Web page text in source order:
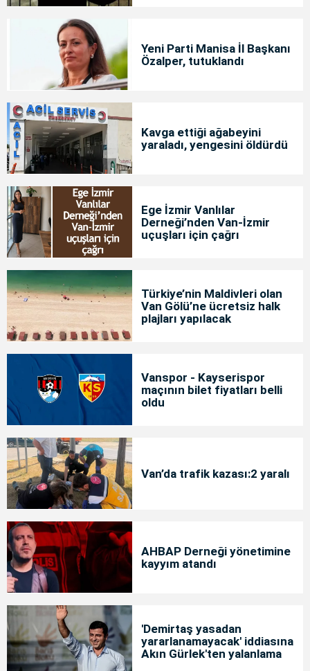
Yeni Parti Manisa İl Başkanı
Özalper, tutuklandı
Kavga ettiği ağabeyini
yaraladı, yengesini öldürdü
Ege İzmir Vanlılar
Derneği’nden Van-İzmir
uçuşları için çağrı
Türkiye’nin Maldivleri olan
Van Gölü’ne ücretsiz halk
plajları yapılacak
Vanspor - Kayserispor
maçının bilet fiyatları belli
oldu
Van’da trafik kazası:2 yaralı
AHBAP Derneği yönetimine
kayyım atandı
'Demirtaş yasadan
yararlanamayacak' iddiasına
Akın Gürlek'ten yalanlama